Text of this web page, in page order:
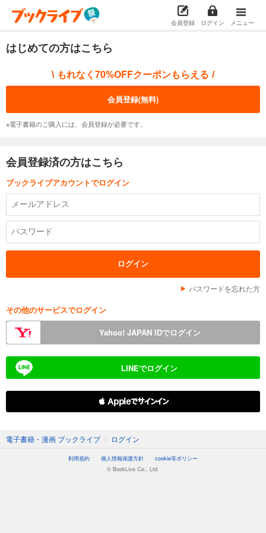
会員登録 ログイン メニュー
はじめての方はこちら
\ もれなく70%OFFクーポンもらえる /
会員登録(無料)
※電子書籍のご購入には、会員登録が必要です。
会員登録済の方はこちら
ブックライブアカウントでログイン
パスワードを忘れた方
その他のサービスでログイン
Yahoo! JAPAN IDでログイン
LINEでログイン
 Appleでサインイン
電子書籍・漫画 ブックライブ 〉 ログイン
利用規約 個人情報保護方針
cookie等ポリシー
© BookLive Co., Ltd.